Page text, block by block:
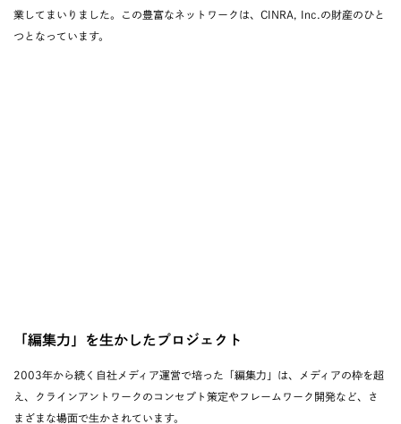
業してまいりました。この豊富なネットワークは、CINRA, Inc.の財産のひと
つとなっています。
「編集力」を生かしたプロジェクト
2003年から続く自社メディア運営で培った「編集力」は、メディアの枠を超
え、クラインアントワークのコンセプト策定やフレームワーク開発など、さ
まざまな場面で生かされています。